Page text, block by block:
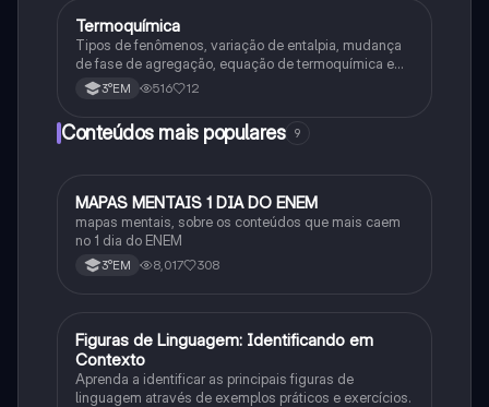
Química
Termoquímica
Tipos de fenômenos, variação de entalpia, mudança
de fase de agregação, equação de termoquímica e
entalpia de formação
3°EM 516 12
Conteúdos mais populares 9
Português
MAPAS MENTAIS 1 DIA DO ENEM
mapas mentais, sobre os conteúdos que mais caem
no 1 dia do ENEM
3°EM 8,017 308
FPortuguês
Figuras de Linguagem: Identificando em
Contexto
Aprenda a identificar as principais figuras de
linguagem através de exemplos práticos e exercícios.